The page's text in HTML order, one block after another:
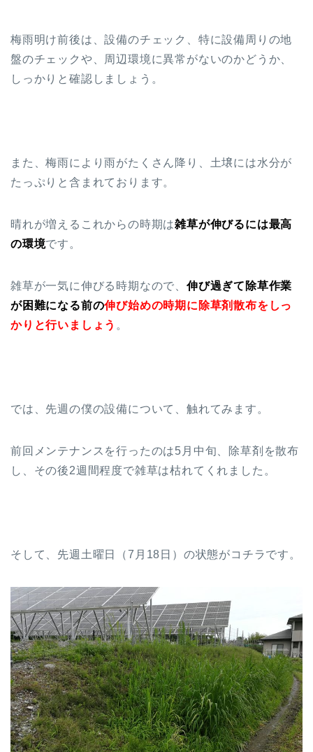
梅雨明け前後は、設備のチェック、特に設備周りの地
盤のチェックや、周辺環境に異常がないのかどうか、
しっかりと確認しましょう。
また、梅雨により雨がたくさん降り、土壌には水分が
たっぷりと含まれております。
晴れが増えるこれからの時期は雑草が伸びるには最高
の環境です。
雑草が一気に伸びる時期なので、伸び過ぎて除草作業
が困難になる前の伸び始めの時期に除草剤散布をしっ
かりと行いましょう 。
では、先週の僕の設備について、触れてみます。
前回メンテナンスを行ったのは5月中旬、除草剤を散布
し、その後2週間程度で雑草は枯れてくれました。
そして、先週土曜日（7月18日）の状態がコチラです。